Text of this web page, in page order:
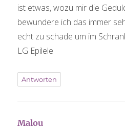
ist etwas, wozu mir die
bewundere ich das immer
echt zu schade um im
LG Epilele
Antworten
Malou